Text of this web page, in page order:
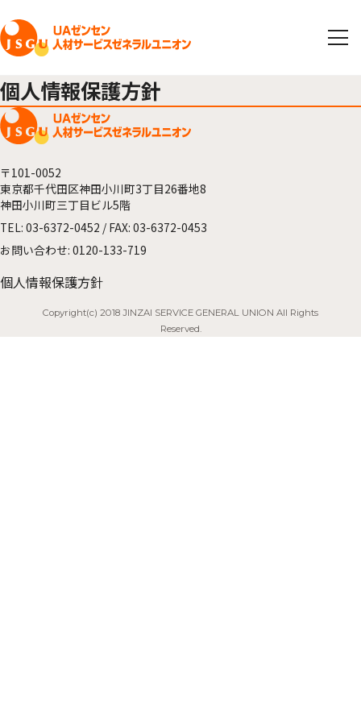
個人情報保護方針
〒101-0052
東京都千代田区神田小川町3丁目26番地8
神田小川町三丁目ビル5階
TEL: 03-6372-0452 / FAX: 03-6372-0453
お問い合わせ: 0120-133-719
個人情報保護方針
Copyright(c) 2018 JINZAI SERVICE GENERAL UNION All Rights
Reserved.